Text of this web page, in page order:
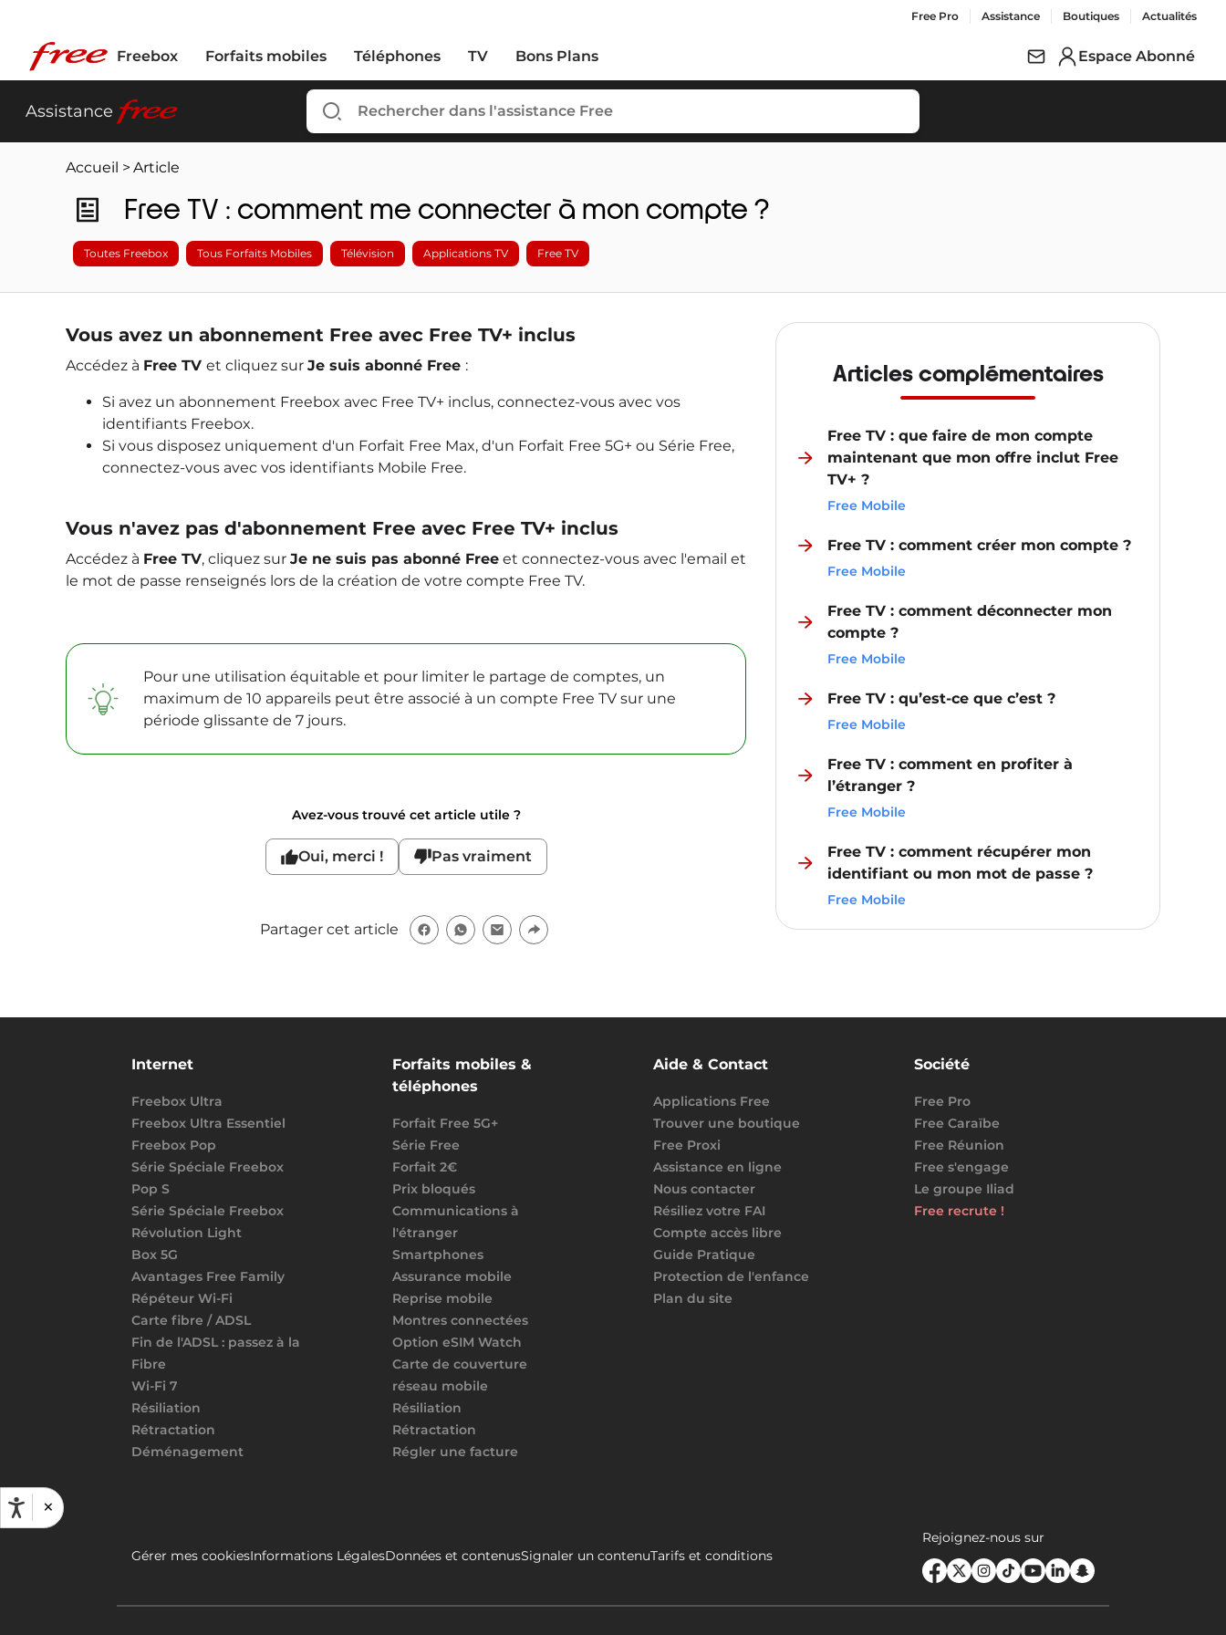
×
Free Pro Assistance Boutiques Actualités
Freebox Forfaits mobiles Téléphones TV Bons Plans Espace Abonné
Assistance free
Accueil > Article
Free TV : comment me connecter à mon compte ?
Toutes Freebox Tous Forfaits Mobiles Télévision Applications TV Free TV
Vous avez un abonnement Free avec Free TV+ inclus
Accédez à Free TV et cliquez sur Je suis abonné Free :
Si avez un abonnement Freebox avec Free TV+ inclus, connectez-vous avec vos
identifiants Freebox.
Si vous disposez uniquement d'un Forfait Free Max, d'un Forfait Free 5G+ ou Série Free,
connectez-vous avec vos identifiants Mobile Free.
Vous n'avez pas d'abonnement Free avec Free TV+ inclus
Accédez à Free TV, cliquez sur Je ne suis pas abonné Free et connectez-vous avec l'email et
le mot de passe renseignés lors de la création de votre compte Free TV.
Pour une utilisation équitable et pour limiter le partage de comptes, un
maximum de 10 appareils peut être associé à un compte Free TV sur une
période glissante de 7 jours.
Avez-vous trouvé cet article utile ?
Oui, merci ! Pas vraiment
Partager cet article
Articles complémentaires
Free TV : que faire de mon compte
maintenant que mon offre inclut Free
TV+ ?
Free Mobile
Free TV : comment créer mon compte ?
Free Mobile
Free TV : comment déconnecter mon
compte ?
Free Mobile
Free TV : qu’est-ce que c’est ?
Free Mobile
Free TV : comment en profiter à
l’étranger ?
Free Mobile
Free TV : comment récupérer mon
identifiant ou mon mot de passe ?
Free Mobile
Internet
Freebox Ultra
Freebox Ultra Essentiel
Freebox Pop
Série Spéciale Freebox
Pop S
Série Spéciale Freebox
Révolution Light
Box 5G
Avantages Free Family
Répéteur Wi-Fi
Carte fibre / ADSL
Fin de l'ADSL : passez à la
Fibre
Wi-Fi 7
Résiliation
Rétractation
Déménagement
Forfaits mobiles &
téléphones
Forfait Free 5G+
Série Free
Forfait 2€
Prix bloqués
Communications à
l'étranger
Smartphones
Assurance mobile
Reprise mobile
Montres connectées
Option eSIM Watch
Carte de couverture
réseau mobile
Résiliation
Rétractation
Régler une facture
Aide & Contact
Applications Free
Trouver une boutique
Free Proxi
Assistance en ligne
Nous contacter
Résiliez votre FAI
Compte accès libre
Guide Pratique
Protection de l'enfance
Plan du site
Société
Free Pro
Free Caraïbe
Free Réunion
Free s'engage
Le groupe Iliad
Free recrute !
Gérer mes cookiesInformations LégalesDonnées et contenusSignaler un contenuTarifs et conditions
Rejoignez-nous sur